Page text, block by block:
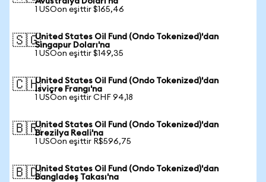
1 USOon eşittir $165,46
🇸🇬United States Oil Fund (Ondo Tokenized)'dan
Singapur Doları'na
1 USOon eşittir $149,35
🇨🇭United States Oil Fund (Ondo Tokenized)'dan
İsviçre Frangı'na
1 USOon eşittir CHF 94,18
🇧🇷United States Oil Fund (Ondo Tokenized)'dan
Brezilya Reali'na
1 USOon eşittir R$596,75
🇧🇩United States Oil Fund (Ondo Tokenized)'dan
Bangladeş Takası'na